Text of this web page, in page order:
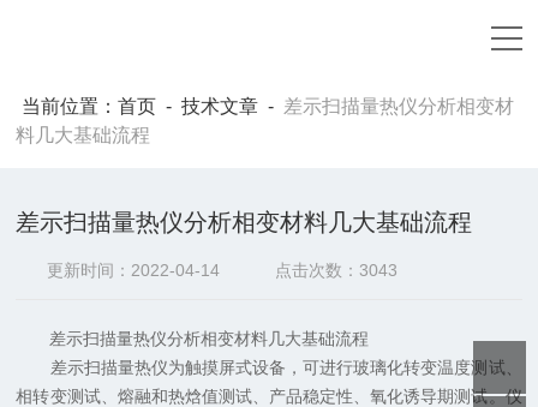
当前位置：首页 -技术文章 - 差示扫描量热仪分析相变材
料几大基础流程
差示扫描量热仪分析相变材料几大基础流程
更新时间：2022-04-14 点击次数：3043
差示扫描量热仪分析相变材料几大基础流程
差示扫描量热仪为触摸屏式设备，可进行玻璃化转变温度测试、
相转变测试、熔融和热焓值测试、产品稳定性、氧化诱导期测试。仪